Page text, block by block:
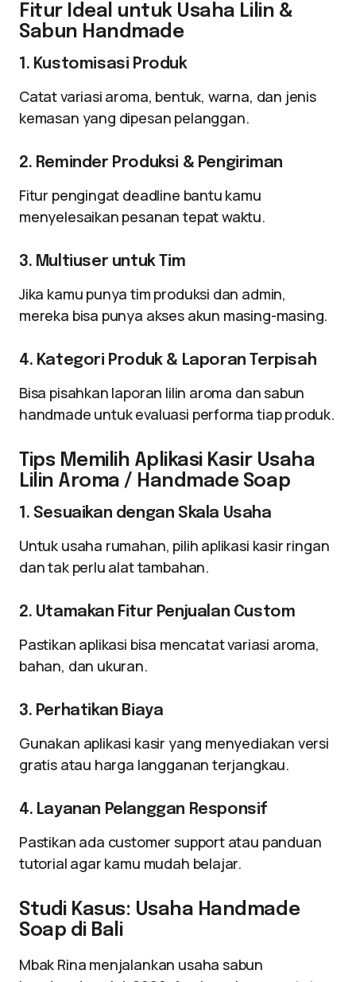
Fitur Ideal untuk Usaha Lilin &
Sabun Handmade
1. Kustomisasi Produk
Catat variasi aroma, bentuk, warna, dan jenis
kemasan yang dipesan pelanggan.
2. Reminder Produksi & Pengiriman
Fitur pengingat deadline bantu kamu
menyelesaikan pesanan tepat waktu.
3. Multiuser untuk Tim
Jika kamu punya tim produksi dan admin,
mereka bisa punya akses akun masing-masing.
4. Kategori Produk & Laporan Terpisah
Bisa pisahkan laporan lilin aroma dan sabun
handmade untuk evaluasi performa tiap produk.
Tips Memilih Aplikasi Kasir Usaha
Lilin Aroma / Handmade Soap
1. Sesuaikan dengan Skala Usaha
Untuk usaha rumahan, pilih aplikasi kasir ringan
dan tak perlu alat tambahan.
2. Utamakan Fitur Penjualan Custom
Pastikan aplikasi bisa mencatat variasi aroma,
bahan, dan ukuran.
3. Perhatikan Biaya
Gunakan aplikasi kasir yang menyediakan versi
gratis atau harga langganan terjangkau.
4. Layanan Pelanggan Responsif
Pastikan ada customer support atau panduan
tutorial agar kamu mudah belajar.
Studi Kasus: Usaha Handmade
Soap di Bali
Mbak Rina menjalankan usaha sabun